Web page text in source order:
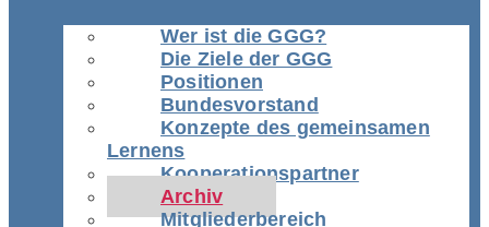
Wer ist die GGG?
Die Ziele der GGG
Positionen
Bundesvorstand
Konzepte des gemeinsamen
Lernens
Kooperationspartner
Archiv
Mitgliederbereich